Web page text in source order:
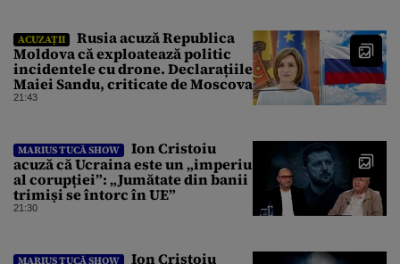
ACUZAȚII
Rusia acuză Republica
Moldova că exploatează politic
incidentele cu drone. Declarațiile
Maiei Sandu, criticate de Moscova
21:43
MARIUS TUCĂ SHOW
Ion Cristoiu
acuză că Ucraina este un „imperiu
al corupției”: „Jumătate din banii
trimiși se întorc în UE”
21:30
MARIUS TUCĂ SHOW Ion Cristoiu